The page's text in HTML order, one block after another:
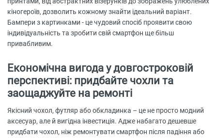
кіногероїв, дозволить кожному знайти ідеальний варіант.
Бампери з картинками - це чудовий спосіб проявити свою
індивідуальність та зробити свій смартфон ще більш
привабливим.
Економічна вигода у довгостроковій
перспективі: придбайте чохли та
заощаджуйте на ремонті
Якісний чохол, футляр або обкладинка – це не просто модний
аксесуар, але й вигідна інвестиція. Адже набагато дешевше
придбати чохол, ніж ремонтувати смартфон після падіння або